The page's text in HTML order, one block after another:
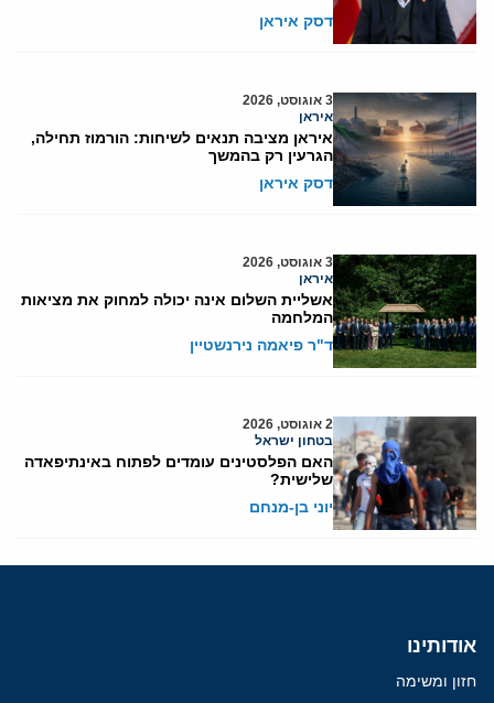
דסק איראן
3 אוגוסט, 2026
איראן
איראן מציבה תנאים לשיחות: הורמוז תחילה,
הגרעין רק בהמשך
דסק איראן
3 אוגוסט, 2026
איראן
אשליית השלום אינה יכולה למחוק את מציאות
המלחמה
ד"ר פיאמה נירנשטיין
2 אוגוסט, 2026
בטחון ישראל
האם הפלסטינים עומדים לפתוח באינתיפאדה
שלישית?
יוני בן-מנחם
אודותינו
חזון ומשימה